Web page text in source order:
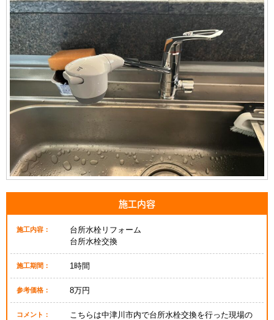
施工内容
施工内容：
台所水栓リフォーム
台所水栓交換
施工期間： 1時間
参考価格： 8万円
コメント：
こちらは中津川市内で台所水栓交換を行った現場の